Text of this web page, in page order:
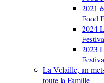
2021
Food
2024
2023
La Volaille, un
toute la Famille